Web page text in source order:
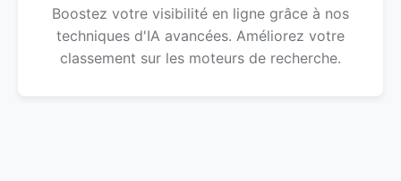
Boostez votre visibilité en ligne grâce à nos
techniques d'IA avancées. Améliorez votre
classement sur les moteurs de recherche.